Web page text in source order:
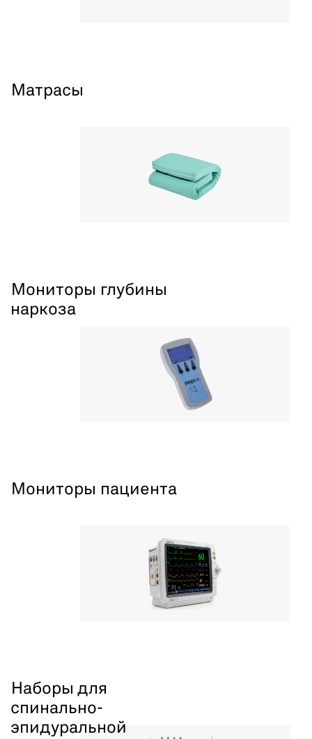
Матрасы
Мониторы глубины
наркоза
Мониторы пациента
Наборы для
спинально-
эпидуральной